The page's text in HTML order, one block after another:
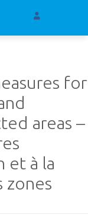
for
areas –
et à la
zones